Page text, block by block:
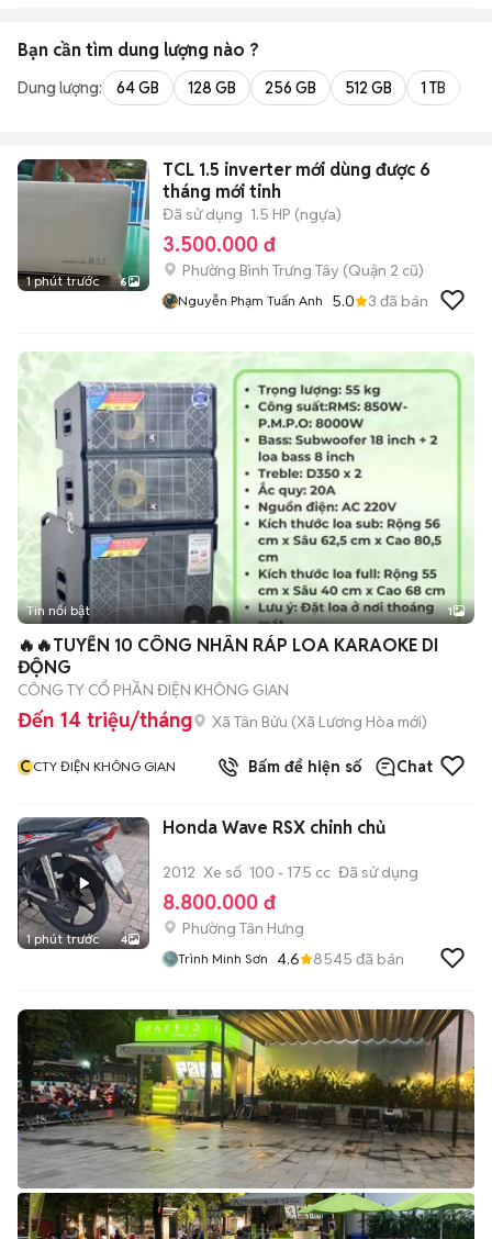
Bạn cần tìm dung lượng nào ?
Dung lượng: 64 GB 128 GB 256 GB 512 GB 1 TB
1 phút trước 6
TCL 1.5 inverter mới dùng được 6
tháng mới tinh
Đã sử dụng 1.5 HP (ngựa)
3.500.000 đ
Phường Bình Trưng Tây (Quận 2 cũ)
Nguyễn Phạm Tuấn Anh 5.0 3 đã bán
Tin nổi bật 1
🔥🔥TUYỂN 10 CÔNG NHÂN RÁP LOA KARAOKE DI
ĐỘNG
CÔNG TY CỔ PHẦN ĐIỆN KHÔNG GIAN
Đến 14 triệu/tháng Xã Tân Bửu (Xã Lương Hòa mới)
C CTY ĐIỆN KHÔNG GIAN Bấm để hiện số Chat
1 phút trước 4
Honda Wave RSX chinh chủ
2012 Xe số 100 - 175 cc Đã sử dụng
8.800.000 đ
Phường Tân Hưng
Trình Minh Sơn 4.6 8545 đã bán